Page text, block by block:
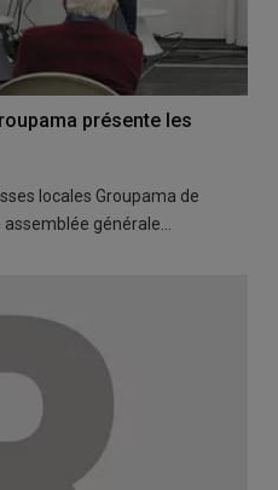
présente les
locales Groupama de
générale…